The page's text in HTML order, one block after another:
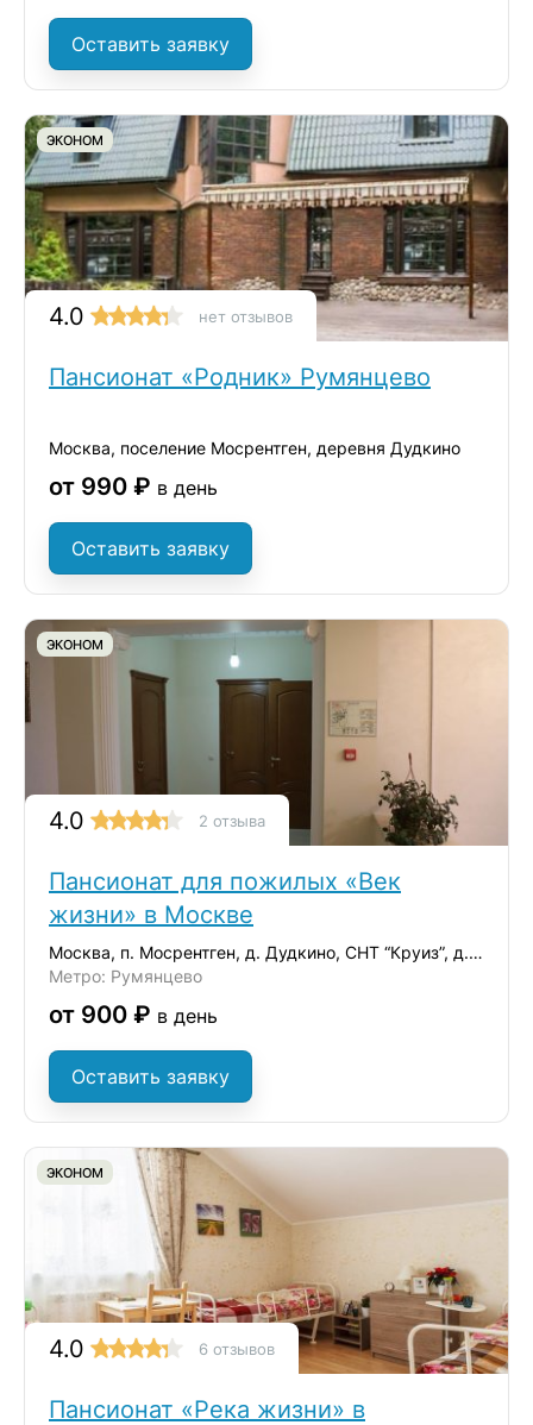
Оставить заявку
ЭКОНОМ
4.0 нет отзывов
Пансионат «Родник» Румянцево
Москва, поселение Мосрентген, деревня Дудкино
от 990 ₽ в день
Оставить заявку
ЭКОНОМ
4.0 2 отзыва
Пансионат для пожилых «Век
жизни» в Москве
Москва, п. Мосрентген, д. Дудкино, СНТ “Круиз”, д.35
Метро: Румянцево
от 900 ₽ в день
Оставить заявку
ЭКОНОМ
4.0 6 отзывов
Пансионат «Река жизни» в